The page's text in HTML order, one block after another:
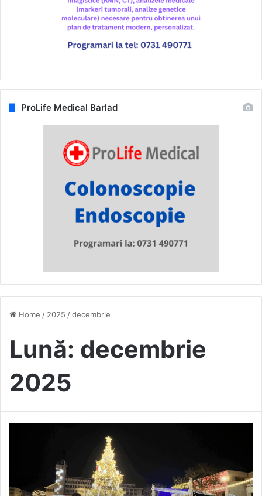
Home / 2025 /decembrie
Lună: decembrie
2025
ProLife Medical Barlad